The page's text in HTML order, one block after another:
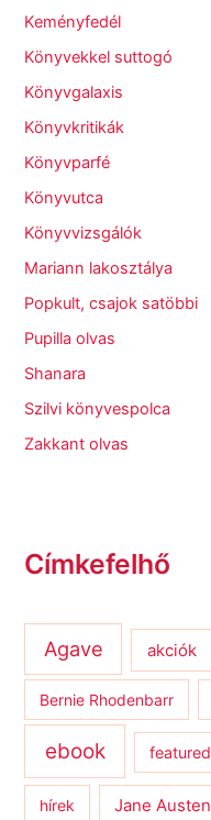
Keményfedél
Könyvekkel suttogó
Könyvgalaxis
Könyvkritikák
Könyvparfé
Könyvutca
Könyvvizsgálók
Mariann lakosztálya
Popkult, csajok satöbbi
Pupilla olvas
Shanara
Szilvi könyvespolca
Zakkant olvas
Címkefelhő
Agave akciók
Bernie Rhodenbarr
ebook featured
hírek Jane Austen